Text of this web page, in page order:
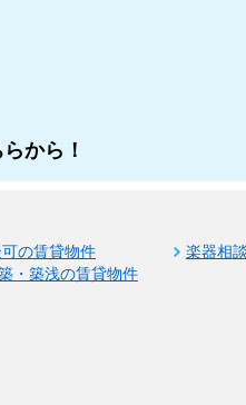
から！
の賃貸物件
楽器相
・築浅の賃貸物件